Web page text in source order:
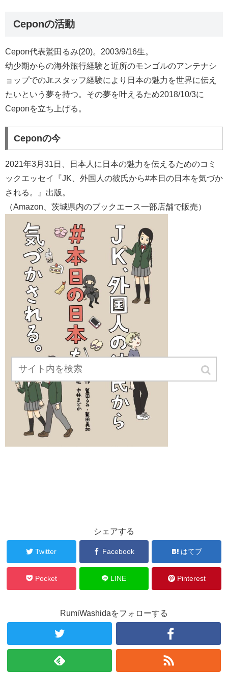
Ceponの活動
Cepon代表鷲田るみ(20)。2003/9/16生。
幼少期からの海外旅行経験と近所のモンゴルのアンテナシ
ョップでのJr.スタッフ経験により日本の魅力を世界に伝え
たいという夢を持つ。その夢を叶えるため2018/10/3に
Ceponを立ち上げる。
Ceponの今
2021年3月31日、日本人に日本の魅力を伝えるためのコミ
ックエッセイ『JK、外国人の彼氏から#本日の日本を気づか
される。』出版。
（Amazon、茨城県内のブックエース一部店舗で販売）
シェアする
Twitter Facebook はてブ
Pocket LINE Pinterest
RumiWashidaをフォローする